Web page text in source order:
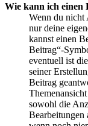
Wie kann ich einen
Wenn du nicht
nur deine
kannst einen
Beitrag“-
eventuell ist
seiner
Beitrag
sowohl die
Bearbeitungen